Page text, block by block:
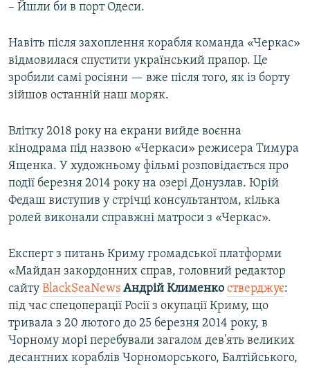
– Йшли би в порт Одеси.
Навіть після захоплення корабля команда «Черкас»
відмовилася спустити український прапор. Це
зробили самі росіяни — вже після того, як із борту
зійшов останній наш моряк.
Влітку 2018 року на екрани вийде воєнна
кінодрама під назвою «Черкаси» режисера Тимура
Ященка. У художньому фільмі розповідається про
події березня 2014 року на озері Донузлав. Юрій
Федаш виступив у стрічці консультантом, кілька
ролей виконали справжні матроси з «Черкас».
Експерт з питань Криму громадської платформи
«Майдан закордонних справ, головний редактор
сайту BlackSeaNews Андрій Клименко стверджує:
під час спецоперації Росії з окупації Криму, що
тривала з 20 лютого до 25 березня 2014 року, в
Чорному морі перебували загалом дев'ять великих
десантних кораблів Чорноморського, Балтійського,